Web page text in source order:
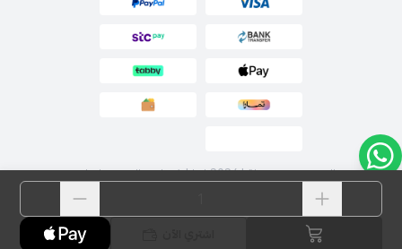
الحقوق محفوظة | 2026 لارا | فساتين السهرة اونلاين